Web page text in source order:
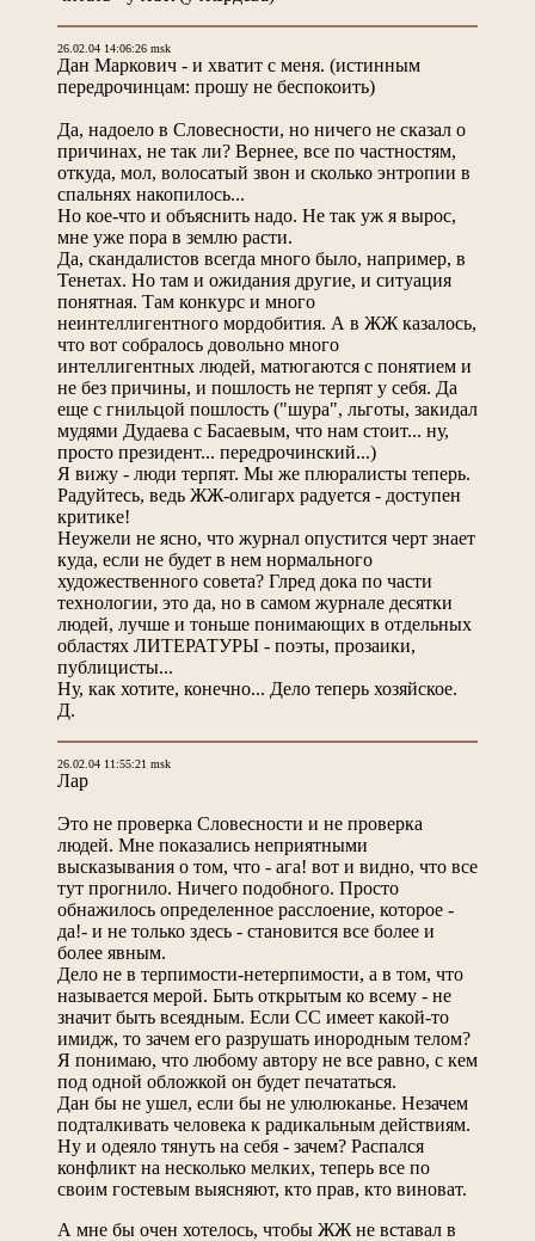
26.02.04 14:06:26 msk
Дан Маркович - и хватит с меня. (истинным
передрочинцам: прошу не беспокоить)
Да, надоело в Словесности, но ничего не сказал о
причинах, не так ли? Вернее, все по частностям,
откуда, мол, волосатый звон и сколько энтропии в
спальнях накопилось...
Но кое-что и объяснить надо. Не так уж я вырос,
мне уже пора в землю расти.
Да, скандалистов всегда много было, например, в
Тенетах. Но там и ожидания другие, и ситуация
понятная. Там конкурс и много
неинтеллигентного мордобития. А в ЖЖ казалось,
что вот собралось довольно много
интеллигентных людей, матюгаются с понятием и
не без причины, и пошлость не терпят у себя. Да
еще с гнильцой пошлость ("шура", льготы, закидал
мудями Дудаева с Басаевым, что нам стоит... ну,
просто президент... передрочинский...)
Я вижу - люди терпят. Мы же плюралисты теперь.
Радуйтесь, ведь ЖЖ-олигарх радуется - доступен
критике!
Неужели не ясно, что журнал опустится черт знает
куда, если не будет в нем нормального
художественного совета? Глред дока по части
технологии, это да, но в самом журнале десятки
людей, лучше и тоньше понимающих в отдельных
областях ЛИТЕРАТУРЫ - поэты, прозаики,
публицисты...
Ну, как хотите, конечно... Дело теперь хозяйское.
Д.
26.02.04 11:55:21 msk
Лар
Это не проверка Словесности и не проверка
людей. Мне показались неприятными
высказывания о том, что - ага! вот и видно, что все
тут прогнило. Ничего подобного. Просто
обнажилось определенное расслоение, которое -
да!- и не только здесь - становится все более и
более явным.
Дело не в терпимости-нетерпимости, а в том, что
называется мерой. Быть открытым ко всему - не
значит быть всеядным. Если СС имеет какой-то
имидж, то зачем его разрушать инородным телом?
Я понимаю, что любому автору не все равно, с кем
под одной обложкой он будет печататься.
Дан бы не ушел, если бы не улюлюканье. Незачем
подталкивать человека к радикальным действиям.
Ну и одеяло тянуть на себя - зачем? Распался
конфликт на несколько мелких, теперь все по
своим гостевым выясняют, кто прав, кто виноват.
А мне бы очен хотелось, чтобы ЖЖ не вставал в